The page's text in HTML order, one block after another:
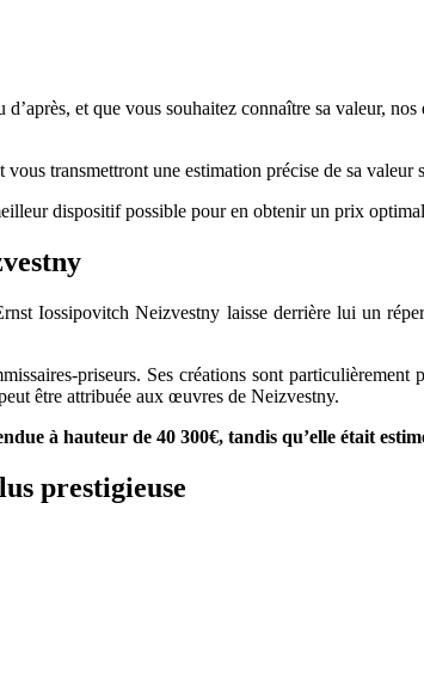
et que vous souhaitez connaître sa valeur,
transmettront une estimation précise de sa valeur
dispositif possible pour en obtenir un prix
Iossipovitch Neizvestny laisse derrière lui un
priseurs. Ses créations sont
être attribuée aux œuvres de Neizvestny.
à hauteur de 40 300€, tandis qu’elle était
prestigieuse